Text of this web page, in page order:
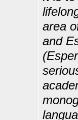
area
and